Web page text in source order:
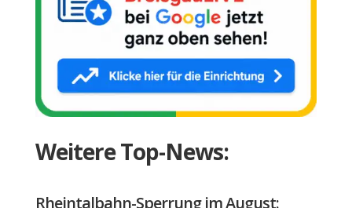
Weitere Top-News:
Rheintalbahn-Sperrung im August: